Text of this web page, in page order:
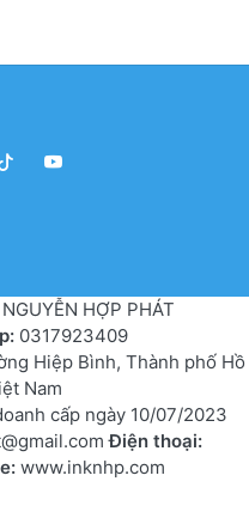
HỢP PHÁT
0317923409
Hiệp Bình, Thành phố Hồ
Nam
cấp ngày 10/07/2023
Điện thoại:
www.inknhp.com